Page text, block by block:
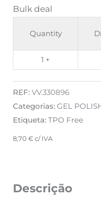
Bulk deal
Quantity
1 +
REF:VV.330896
Categorias:GEL
Etiqueta:TPO Free
8,70€ c/ IVA
Descrição